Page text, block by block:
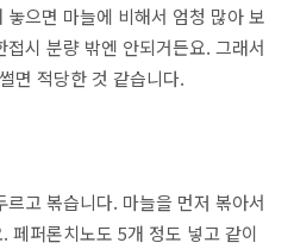
으면 마늘에 비해서 엄청 많아 보
시 분량 밖엔 안되거든요. 그래서
면 적당한 것 같습니다.
고 볶습니다. 마늘을 먼저 볶아서
페퍼론치노도 5개 정도 넣고 같이